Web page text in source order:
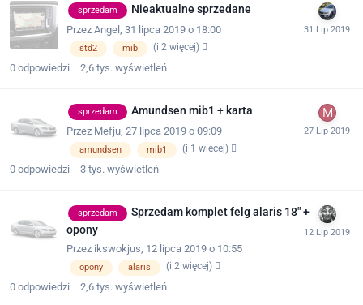
sprzedam Nieaktualne sprzedane
Przez Angel 31 lipca 2019 o 18:00
std2 mib (i 2 więcej)
0 odpowiedzi 2,6 tys. wyświetleń
sprzedam Amundsen mib1 + karta
Przez Mefju 27 lipca 2019 o 09:09
amundsen mib1 (i 1 więcej)
0 odpowiedzi 3 tys. wyświetleń
sprzedam
Sprzedam komplet felg alaris 18" +
opony
Przez ikswokjus 12 lipca 2019 o 10:55
opony alaris (i 2 więcej)
0 odpowiedzi 2,6 tys. wyświetleń